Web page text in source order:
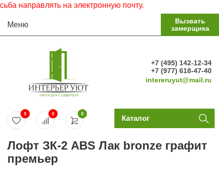
на электронную почту.
Меню
Вызвать
замерщика
+7 (495) 142-12-34
+7 (977) 618-47-40
intereruyut@mail.ru
0
0 0 Каталог
Лофт ЗК-2 ABS Лак bronze графит
премьер